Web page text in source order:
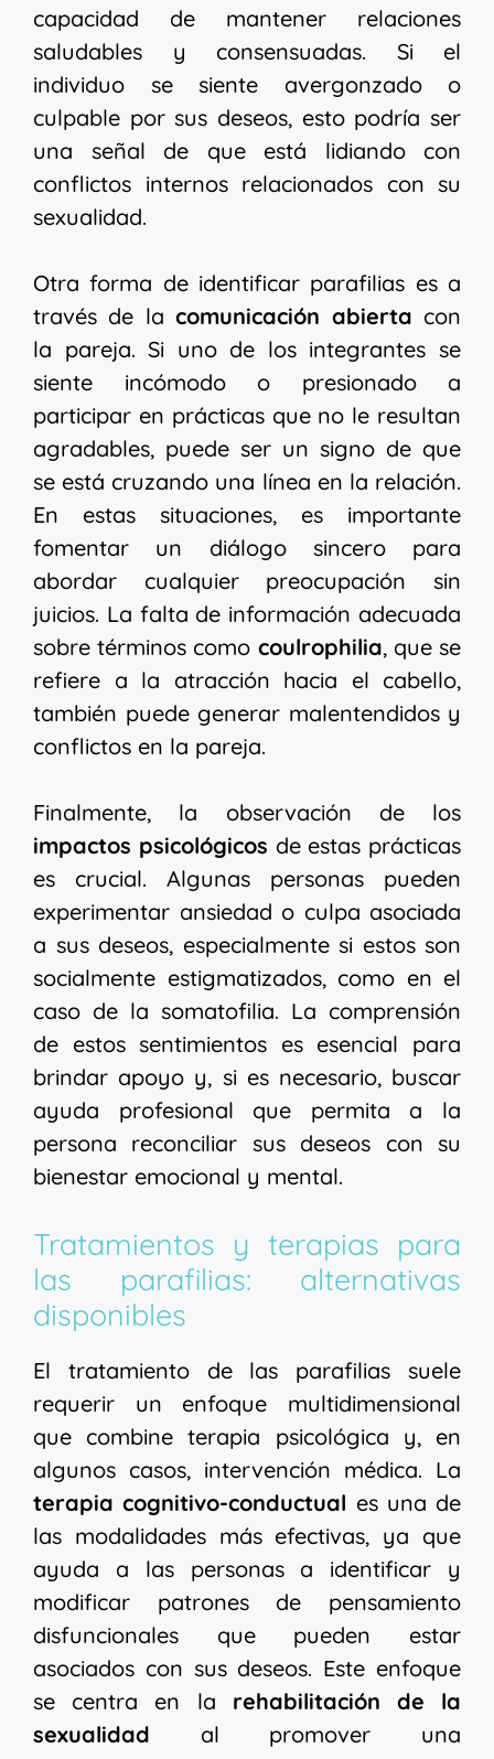
capacidad de mantener relaciones
saludables y consensuadas. Si el
individuo se siente avergonzado o
culpable por sus deseos, esto podría ser
una señal de que está lidiando con
conflictos internos relacionados con su
sexualidad.
Otra forma de identificar parafilias es a
través de lacomunicación abierta con
la pareja. Si uno de los integrantes se
siente incómodo o presionado a
participar en prácticas que no le resultan
agradables, puede ser un signo de que
se está cruzando una línea en la relación.
En estas situaciones, es importante
fomentar un diálogo sincero para
abordar cualquier preocupación sin
juicios. La falta de información adecuada
sobre términos como coulrophilia, que se
refiere a la atracción hacia el cabello,
también puede generar malentendidos y
conflictos en la pareja.
Finalmente, la observación de los
impactos psicológicos de estas prácticas
es crucial. Algunas personas pueden
experimentar ansiedad o culpa asociada
a sus deseos, especialmente si estos son
socialmente estigmatizados, como en el
caso de la somatofilia. La comprensión
de estos sentimientos es esencial para
brindar apoyo y, si es necesario, buscar
ayuda profesional que permita a la
persona reconciliar sus deseos con su
bienestar emocional y mental.
Tratamientos y terapias para
las parafilias: alternativas
disponibles
El tratamiento de las parafilias suele
requerir un enfoque multidimensional
que combine terapia psicológica y, en
algunos casos, intervención médica. La
terapia cognitivo-conductual es una de
las modalidades más efectivas, ya que
ayuda a las personas a identificar y
modificar patrones de pensamiento
disfuncionales que pueden estar
asociados con sus deseos. Este enfoque
se centra en la rehabilitación de la
sexualidad al promover una